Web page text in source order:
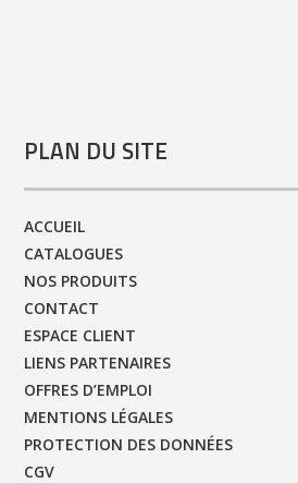
PLAN DU SITE
ACCUEIL
CATALOGUES
NOS PRODUITS
CONTACT
ESPACE CLIENT
LIENS PARTENAIRES
OFFRES D’EMPLOI
MENTIONS LÉGALES
PROTECTION DES DONNÉES
CGV